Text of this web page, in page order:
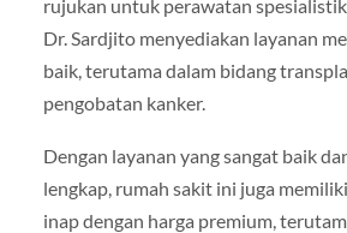
rujukan untuk perawatan spesialistik
Dr. Sardjito menyediakan layanan
baik, terutama dalam bidang
pengobatan kanker.
Dengan layanan yang sangat baik
lengkap, rumah sakit ini juga
inap dengan harga premium,